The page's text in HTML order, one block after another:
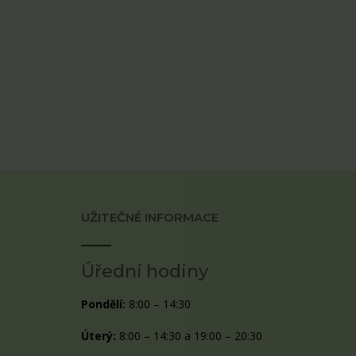
UŽITEČNÉ INFORMACE
Úřední hodiny
Pondělí: 8:00 – 14:30
Úterý: 8:00 – 14:30 a 19:00 – 20:30